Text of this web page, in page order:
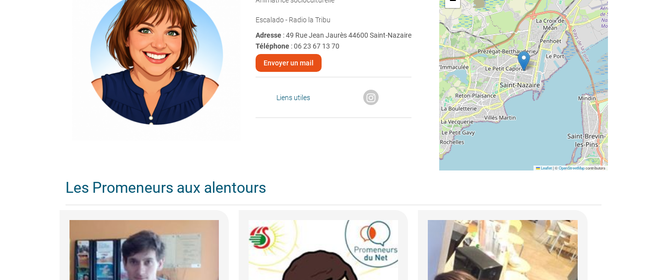
Escalado - Radio la Tribu
Adresse : 49 Rue Jean Jaurès 44600 Saint-Nazaire
Téléphone:06 23 67 13 70
Envoyer un mail
Liens utiles
Leaflet |©OpenStreetMapcontributors
Les Promeneurs aux alentours